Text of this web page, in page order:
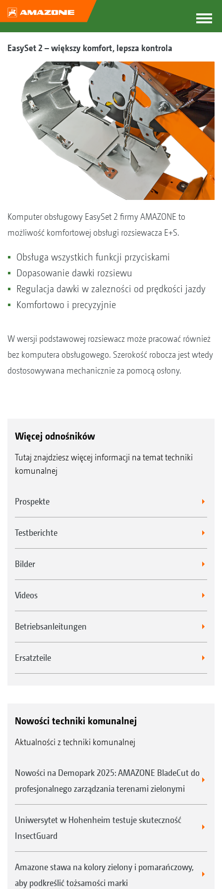
EasySet 2 – większy komfort, lepsza kontrola
Komputer obsługowy EasySet 2 firmy AMAZONE to
możliwość komfortowej obsługi rozsiewacza E+S.
Obsługa wszystkich funkcji przyciskami
Dopasowanie dawki rozsiewu
Regulacja dawki w zalezności od prędkości jazdy
Komfortowo i precyzyjnie
W wersji podstawowej rozsiewacz może pracować również
bez komputera obsługowego. Szerokość robocza jest wtedy
dostosowywana mechanicznie za pomocą osłony.
Więcej odnośników
Tutaj znajdziesz więcej informacji na temat techniki
komunalnej
Prospekte
Testberichte
Bilder
Videos
Betriebsanleitungen
Ersatzteile
Nowości techniki komunalnej
Aktualności z techniki komunalnej
Nowości na Demopark 2025: AMAZONE BladeCut do
profesjonalnego zarządzania terenami zielonymi
Uniwersytet w Hohenheim testuje skuteczność
InsectGuard
Amazone stawa na kolory zielony i pomarańczowy,
aby podkreślić tożsamości marki